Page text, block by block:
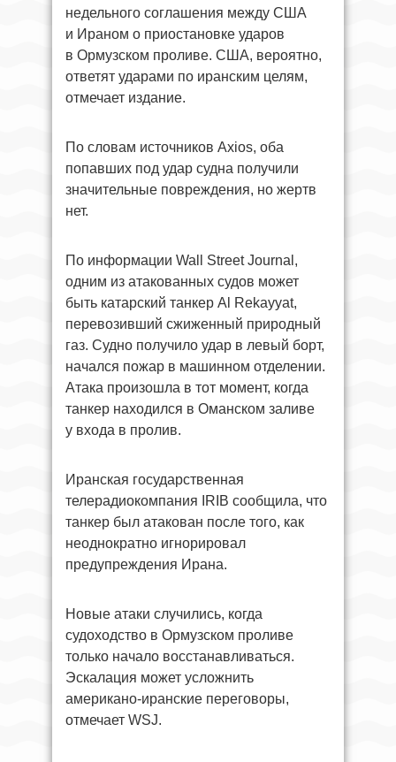
недельного соглашения между США
и Ираном о приостановке ударов
в Ормузском проливе. США, вероятно,
ответят ударами по иранским целям,
отмечает издание.
По словам источников Axios, оба
попавших под удар судна получили
значительные повреждения, но жертв
нет.
По информации Wall Street Journal,
одним из атакованных судов может
быть катарский танкер Al Rekayyat,
перевозивший сжиженный природный
газ. Судно получило удар в левый борт,
начался пожар в машинном отделении.
Атака произошла в тот момент, когда
танкер находился в Оманском заливе
у входа в пролив.
Иранская государственная
телерадиокомпания IRIB сообщила, что
танкер был атакован после того, как
неоднократно игнорировал
предупреждения Ирана.
Новые атаки случились, когда
судоходство в Ормузском проливе
только начало восстанавливаться.
Эскалация может усложнить
американо-иранские переговоры,
отмечает WSJ.